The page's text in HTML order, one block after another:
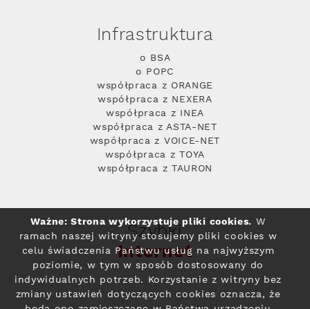
Infrastruktura
o BSA
o POPC
współpraca z ORANGE
współpraca z NEXERA
współpraca z INEA
współpraca z ASTA-NET
współpraca z VOICE-NET
współpraca z TOYA
współpraca z TAURON
Szybki
Internet
Ważne: Strona wykorzystuje pliki cookies. W
ramach naszej witryny stosujemy pliki cookies w
celu świadczenia Państwu usług na najwyższym
poziomie, w tym w sposób dostosowany do
indywidualnych potrzeb. Korzystanie z witryny bez
zmiany ustawień dotyczących cookies oznacza, że